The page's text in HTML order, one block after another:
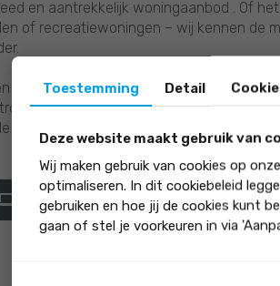
en aantrekkelijk woningaanbod . Of
of recreatiewoningen – wij kennen de
we deskundigheid en betrouwbaarheid
professionals denken met je mee
verkoop, aankoop of taxatie van jouw
Naar website
Toestemming Detail
Deze website maakt gebruik van
Wij maken gebruik van cookies op
optimaliseren. In dit cookiebeleid
gebruiken en hoe jij de cookies kunt
gaan of stel je voorkeuren in via